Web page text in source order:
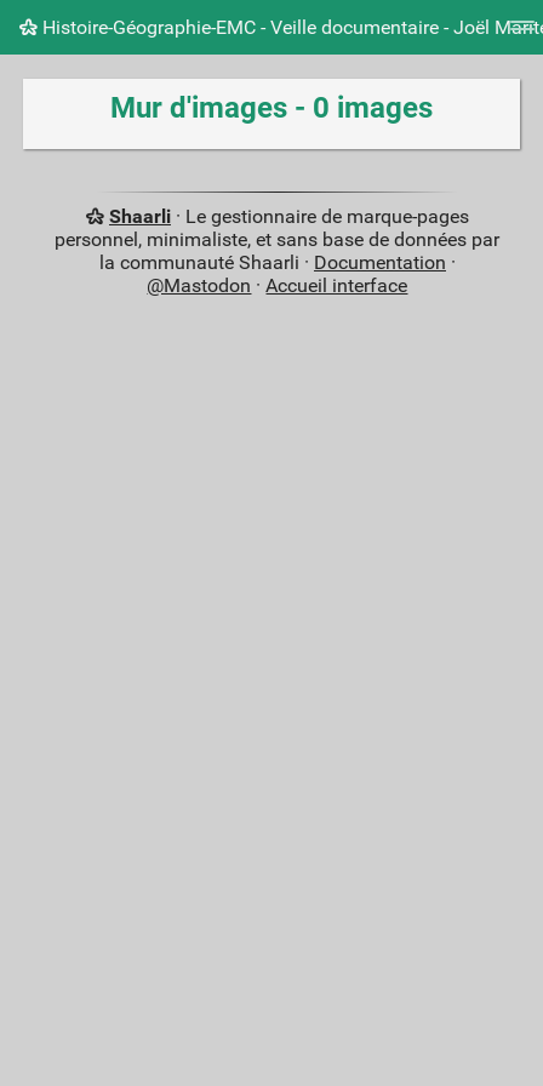
Histoire-Géographie-EMC - Veille documentaire - Joël
Nuage de tags Mur d'images Quotidien Carnet
Mur d'images - 0 images
Shaarli· Le gestionnaire de marque-pages
personnel, minimaliste, et sans base de données par
la communauté Shaarli · Documentation ·
@Mastodon ·Accueil interface